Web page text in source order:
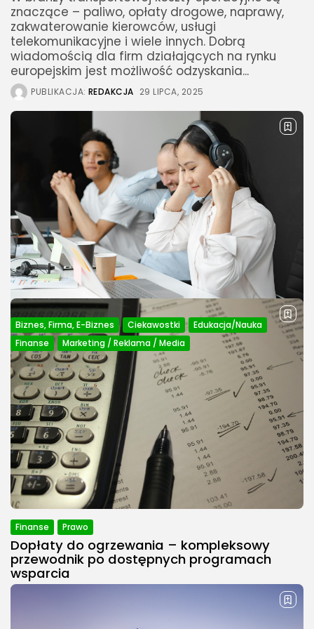
znaczące – paliwo, opłaty drogowe, naprawy,
zakwaterowanie kierowców, usługi
telekomunikacyjne i wiele innych. Dobrą
wiadomością dla firm działających na rynku
europejskim jest możliwość odzyskania...
PUBLIKACJA: REDAKCJA 29 LIPCA, 2025
Biznes, Firma, E-Biznes Ciekawostki
Edukacja/Nauka
Finanse
Marketing / Reklama / Media
Openers – co to jest, jak działa i do czego...
Czym są openers i jaką rolę pełnią Definicja
pojęcia „openers” w kontekście komunikacji i
sprzedaży Openers to specjalnie skonstruowane
pierwsze zdania lub komunikaty, które mają za
zadanie zwrócić uwagę odbiorcy,...
PUBLIKACJA:REDAKCJA POLECOSYSTEM.PL
Finanse Prawo
Dopłaty do ogrzewania – kompleksowy
przewodnik po dostępnych programach
wsparcia
W 2025 roku w Polsce kontynuowane są liczne
programy mające na celu wsparcie W 2025 roku